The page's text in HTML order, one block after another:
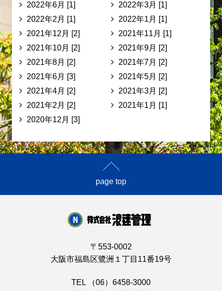
2022年6月 [1]
2022年3月 [1]
2022年2月 [1]
2022年1月 [1]
2021年12月 [2]
2021年11月 [1]
2021年10月 [2]
2021年9月 [2]
2021年8月 [2]
2021年7月 [2]
2021年6月 [3]
2021年5月 [2]
2021年4月 [2]
2021年3月 [2]
2021年2月 [2]
2021年1月 [1]
2020年12月 [3]
page top
〒553-0002
大阪市福島区鷺洲１丁目11番19号
TEL
（06）6458-3000